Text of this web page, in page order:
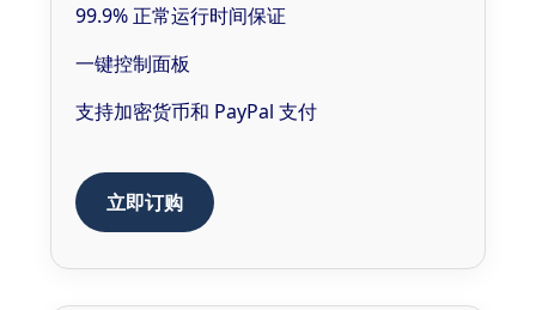
99.9% 正常运行时间保证
一键控制面板
支持加密货币和 PayPal 支付
立即订购